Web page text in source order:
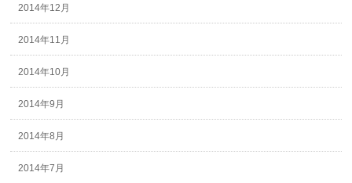
2014年12月
2014年11月
2014年10月
2014年9月
2014年8月
2014年7月